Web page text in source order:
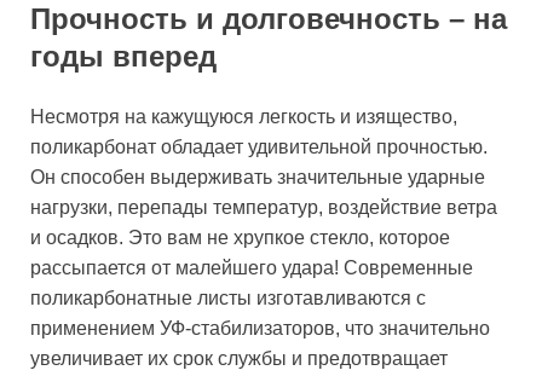
Прочность и долговечность – на
годы вперед
Несмотря на кажущуюся легкость и изящество,
поликарбонат обладает удивительной прочностью.
Он способен выдерживать значительные ударные
нагрузки, перепады температур, воздействие ветра
и осадков. Это вам не хрупкое стекло, которое
рассыпается от малейшего удара! Современные
поликарбонатные листы изготавливаются с
применением УФ-стабилизаторов, что значительно
увеличивает их срок службы и предотвращает